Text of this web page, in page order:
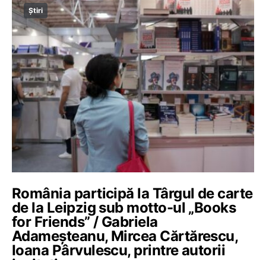
Știri
România participă la Târgul de carte
de la Leipzig sub motto-ul „Books
for Friends” / Gabriela
Adameşteanu, Mircea Cărtărescu,
Ioana Pârvulescu, printre autorii